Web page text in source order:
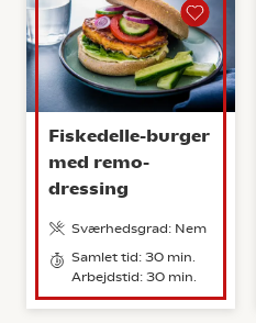
Fiskedelle-burger
med remo-
dressing
Sværhedsgrad: Nem
Samlet tid: 30 min.
Arbejdstid: 30 min.